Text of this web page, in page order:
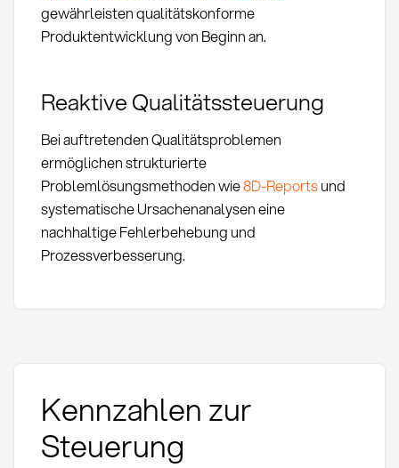
gewährleisten qualitätskonforme
Produktentwicklung von Beginn an.
Reaktive Qualitätssteuerung
Bei auftretenden Qualitätsproblemen
ermöglichen strukturierte
Problemlösungsmethoden wie8D-Reportsund
systematische Ursachenanalysen eine
nachhaltige Fehlerbehebung und
Prozessverbesserung.
Kennzahlen zur
Steuerung